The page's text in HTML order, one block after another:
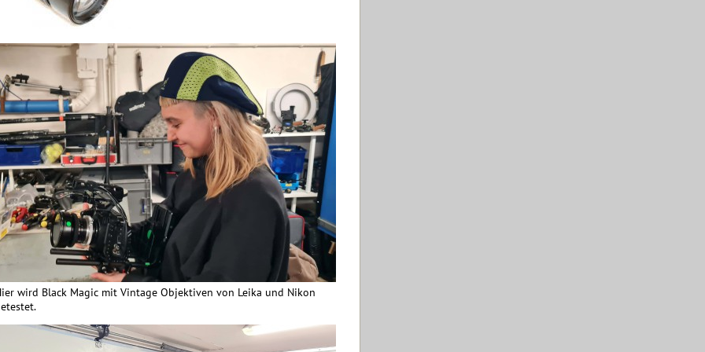
wird Black Magic mit Vintage Objektiven von Leika und Nikon